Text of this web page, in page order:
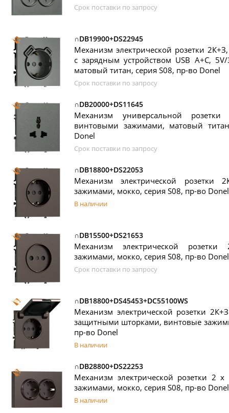
Срок поставки по запросу
∩DB19900+DS22945
Механизм электрической розетки
с зарядным устройством USB A+C,
матовый титан, серия S08, пр-во Donel
Срок поставки по запросу
∩DB20000+DS11645
Механизм универсальной розетки
винтовыми зажимами, матовый
Donel
Срок поставки по запросу
∩DB18800+DS22053
Механизм электрической розетки
зажимами, мокко, серия S08, пр-во Donel
В наличии
∩DB15500+DS21653
Механизм электрической
зажимами, мокко, серия S08, пр-во Donel
Срок поставки по запросу
∩DB18800+DS45453+DC55100WS
Механизм электрической розетки
защитными шторками, винтовые
пр-во Donel
В наличии
∩DB28800+DS22253
Механизм электрической розетки 2
зажимами, мокко, серия S08, пр-во Donel
В наличии